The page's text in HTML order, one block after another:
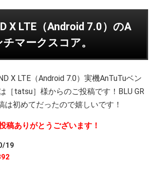
X LTE（Android 7.0）のA
マークスコア。
X LTE（Android 7.0）実機AnTuTuベン
［tatsu］様からのご投稿です！BLU GR
は初めてだったので嬉しいです！
稿ありがとうございます！
19